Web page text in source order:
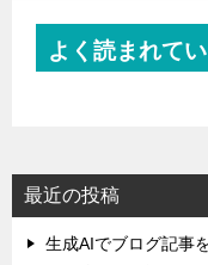
よく読まれて
最近の投稿
生成AIでブログ記事